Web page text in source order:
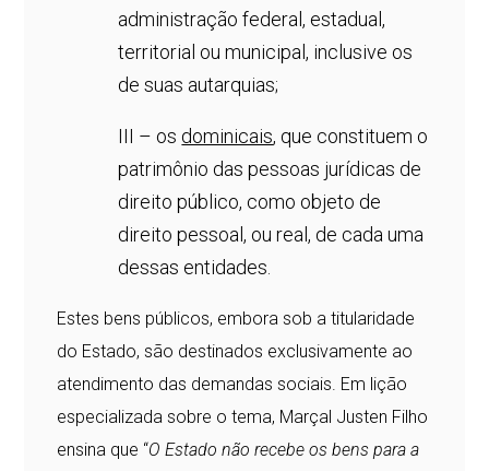
administração federal, estadual,
territorial ou municipal, inclusive os
de suas autarquias;
III – os dominicais, que constituem o
patrimônio das pessoas jurídicas de
direito público, como objeto de
direito pessoal, ou real, de cada uma
dessas entidades.
Estes bens públicos, embora sob a titularidade
do Estado, são destinados exclusivamente ao
atendimento das demandas sociais. Em lição
especializada sobre o tema, Marçal Justen Filho
ensina que “O Estado não recebe os bens para a